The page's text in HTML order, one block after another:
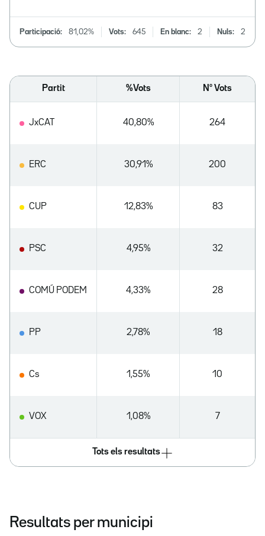
Participació: 81,02% Vots: 645 En blanc: 2 Nuls: 2
Partit %Vots Nº Vots
JxCAT 40,80% 264
ERC 30,91% 200
CUP 12,83% 83
PSC 4,95% 32
COMÚ PODEM 4,33% 28
PP 2,78% 18
Cs 1,55% 10
VOX 1,08% 7
Tots els resultats
Resultats per municipi